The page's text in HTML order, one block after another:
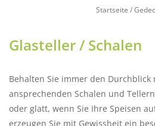
NEU
Buffet
Startseite /
Glasteller / Schalen
Behalten Sie immer den Durchblick
ansprechenden Schalen und
oder glatt, wenn Sie Ihre Speisen
erzeugen Sie mit Gewissheit ein